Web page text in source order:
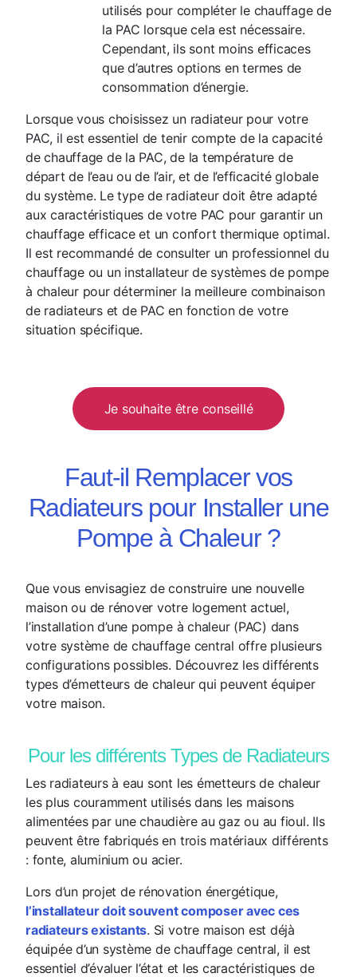
utilisés pour compléter le chauffage de
la PAC lorsque cela est nécessaire.
Cependant, ils sont moins efficaces
que d’autres options en termes de
consommation d’énergie.
Lorsque vous choisissez un radiateur pour votre
PAC, il est essentiel de tenir compte de la capacité
de chauffage de la PAC, de la température de
départ de l’eau ou de l’air, et de l’efficacité globale
du système. Le type de radiateur doit être adapté
aux caractéristiques de votre PAC pour garantir un
chauffage efficace et un confort thermique optimal.
Il est recommandé de consulter un professionnel du
chauffage ou un installateur de systèmes de pompe
à chaleur pour déterminer la meilleure combinaison
de radiateurs et de PAC en fonction de votre
situation spécifique.
Je souhaite être conseillé
Faut-il Remplacer vos
Radiateurs pour Installer une
Pompe à Chaleur ?
Que vous envisagiez de construire une nouvelle
maison ou de rénover votre logement actuel,
l’installation d’une pompe à chaleur (PAC) dans
votre système de chauffage central offre plusieurs
configurations possibles. Découvrez les différents
types d’émetteurs de chaleur qui peuvent équiper
votre maison.
Pour les différents Types de Radiateurs
Les radiateurs à eau sont les émetteurs de chaleur
les plus couramment utilisés dans les maisons
alimentées par une chaudière au gaz ou au fioul. Ils
peuvent être fabriqués en trois matériaux différents
: fonte, aluminium ou acier.
Lors d’un projet de rénovation énergétique,
l’installateur doit souvent composer avec ces
radiateurs existants. Si votre maison est déjà
équipée d’un système de chauffage central, il est
essentiel d’évaluer l’état et les caractéristiques de